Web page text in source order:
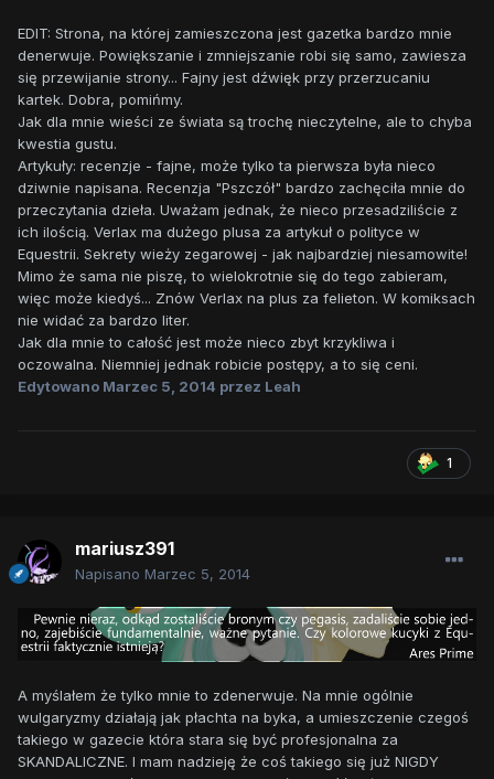
EDIT: Strona, na której zamieszczona jest gazetka bardzo mnie
denerwuje. Powiększanie i zmniejszanie robi się samo, zawiesza
się przewijanie strony... Fajny jest dźwięk przy przerzucaniu
kartek. Dobra, pomińmy.
Jak dla mnie wieści ze świata są trochę nieczytelne, ale to chyba
kwestia gustu.
Artykuły: recenzje - fajne, może tylko ta pierwsza była nieco
dziwnie napisana. Recenzja "Pszczół" bardzo zachęciła mnie do
przeczytania dzieła. Uważam jednak, że nieco przesadziliście z
ich ilością. Verlax ma dużego plusa za artykuł o polityce w
Equestrii. Sekrety wieży zegarowej - jak najbardziej niesamowite!
Mimo że sama nie piszę, to wielokrotnie się do tego zabieram,
więc może kiedyś... Znów Verlax na plus za felieton. W komiksach
nie widać za bardzo liter.
Jak dla mnie to całość jest może nieco zbyt krzykliwa i
oczowalna. Niemniej jednak robicie postępy, a to się ceni.
Edytowano Marzec 5, 2014 przez Leah
1
mariusz391
Napisano Marzec 5, 2014
A myślałem że tylko mnie to zdenerwuje. Na mnie ogólnie
wulgaryzmy działają jak płachta na byka, a umieszczenie czegoś
takiego w gazecie która stara się być profesjonalna za
SKANDALICZNE. I mam nadzieję że coś takiego się już NIGDY